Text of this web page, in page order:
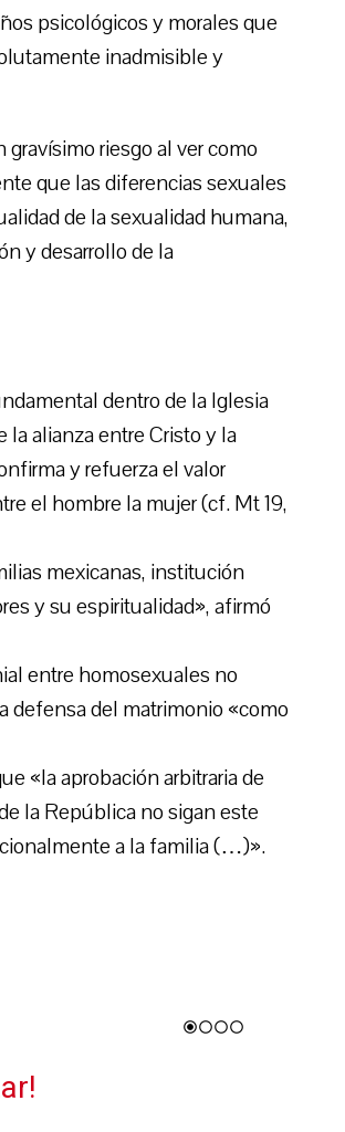
psicológicos y morales que
inadmisible y
riesgo al ver como
que las diferencias sexuales
de la sexualidad humana,
y desarrollo de la
dentro de la Iglesia
la alianza entre Cristo y la
y refuerza el valor
el hombre la mujer (cf. Mt 19,
mexicanas, institución
y su espiritualidad», afirmó
entre homosexuales no
defensa del matrimonio «como
«la aprobación arbitraria de
la República no sigan este
a la familia (…)».